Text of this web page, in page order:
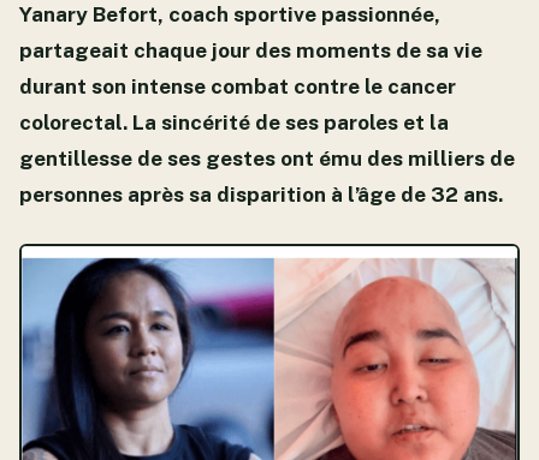
Yanary Befort, coach sportive passionnée,
partageait chaque jour des moments de sa vie
durant son intense combat contre le cancer
colorectal. La sincérité de ses paroles et la
gentillesse de ses gestes ont ému des milliers de
personnes après sa disparition à l’âge de 32 ans.